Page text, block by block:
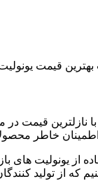
قیمت
قیمت در
خاطر
از یونولیت
از تولید